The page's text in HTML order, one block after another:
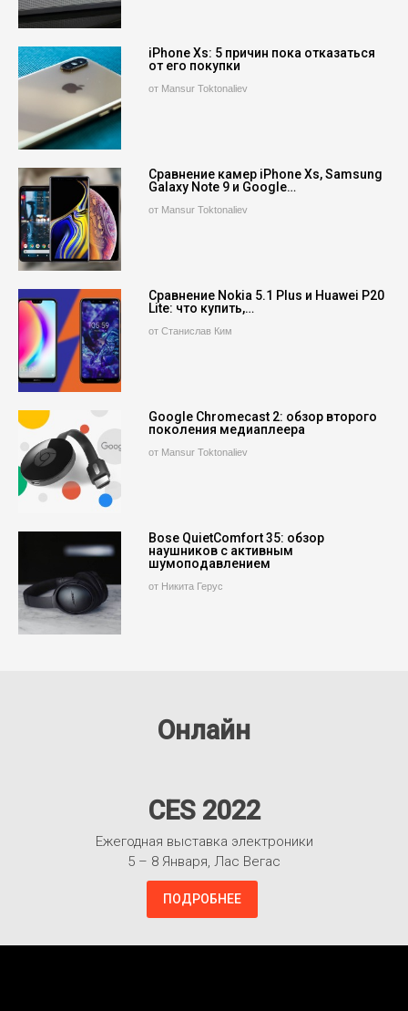
iPhone Xs: 5 причин пока отказаться
от его покупки
от Mansur Toktonaliev
Сравнение камер iPhone Xs, Samsung
Galaxy Note 9 и Google…
от Mansur Toktonaliev
Сравнение Nokia 5.1 Plus и Huawei P20
Lite: что купить,…
от Станислав Ким
Google Chromecast 2: обзор второго
поколения медиаплеера
от Mansur Toktonaliev
Bose QuietComfort 35: обзор
наушников с активным
шумоподавлением
от Никита Герус
Онлайн
CES 2022
Ежегодная выставка электроники
5 – 8 Января, Лас Вегас
ПОДРОБНЕЕ